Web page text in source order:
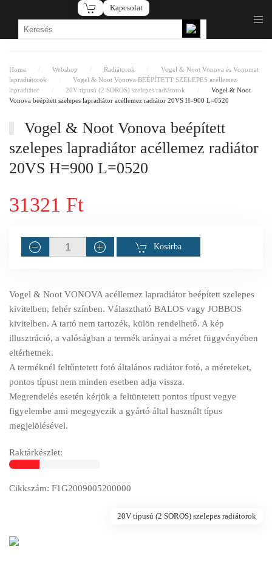
Fő tartalom átugrása
Kapcsolat
Home Webshop Radiátorok
Vogel & Noot Vonova és Vonomat
lapradiátorok
Vogel & Noot Vonova BEÉPÍTETT SZELEPES acéllemez
lapradiátor
20V tipusú (2 SOROS) szelepes radiátorok
Vogel & Noot
Vonova beépített szelepes lapradiátor acéllemez radiátor 20VS H=900 L=0520
Vogel & Noot Vonova beépített
szelepes lapradiátor acéllemez radiátor
20VS H=900 L=0520
31321 Ft
Kosárba
Vogel & Noot VONOVA acéllemez lapradiátor beépített szelepes
kivitelben, fehér színben. Választható BALOS vagy JOBBOS
kivitelben. A tartó nem tartozék, külön rendelhető. A kép
illusztráció, a valóságban a termék arányai a méret függvényében
eltérhetnek.
A terméknél feltűntetett fotó általános radiátor fotó, a méreteket,
pontos típust nem minden esetben adja vissza.
Megrendelés esetén kérjük a feltüntetett pontos típust vegye
figyelembe ami megegyezik a gyártó által használt típus
megjelölésével.
Raktárkészlet:
Cikkszám: F1G2009005200000
20V tipusú (2 SOROS) szelepes radiátorok